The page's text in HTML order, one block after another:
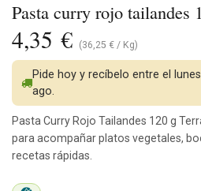
Pasta curry rojo tailandes
4,35 € (36,25 € / Kg)
Pide hoy y recíbelo entre el
ago.
Pasta Curry Rojo Tailandes 120 g
para acompañar platos vegetales,
recetas rápidas.